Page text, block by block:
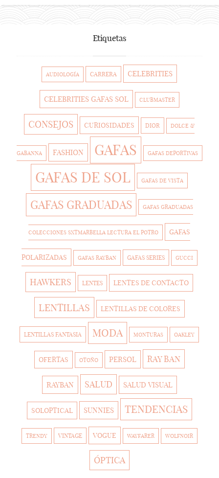
Etiquetas
AUDIOLOGÍA CARRERA CELEBRITIES
CELEBRITIES GAFAS SOL CLUBMASTER
CONSEJOS CURIOSIDADES DIOR DOLCE &
GABANNA FASHION GAFAS GAFAS DEPORTIVAS
GAFAS DE SOL GAFAS DE VISTA
GAFAS GRADUADAS GAFAS GRADUADAS
COLECCIONES SXTMARBELLA LECTURA EL POTRO GAFAS
POLARIZADAS GAFAS RAYBAN GAFAS SERIES GUCCI
HAWKERS LENTES LENTES DE CONTACTO
LENTILLAS LENTILLAS DE COLORES
LENTILLAS FANTASIA MODA MONTURAS OAKLEY
OFERTAS OTOÑO PERSOL RAY BAN
RAYBAN SALUD SALUD VISUAL
SOLOPTICAL SUNNIES TENDENCIAS
TRENDY VINTAGE VOGUE WAYFARER WOLFNOIR
ÓPTICA